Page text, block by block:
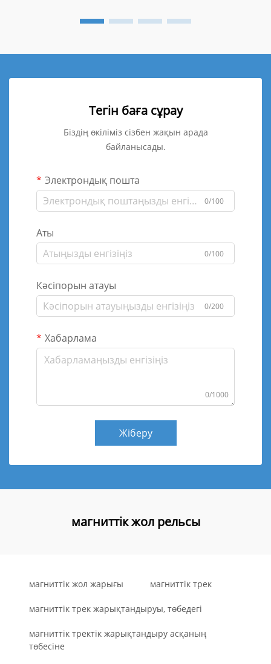
Тегін баға сұрау
Біздің өкіліміз сізбен жақын арада
байланысады.
Электрондық пошта
0/100
Аты
0/100
Кәсіпорын атауы
0/200
Хабарлама
0/1000
Жіберу
магниттік жол рельсы
магниттік жол жарығы магниттік трек
магниттік трек жарықтандыруы, төбедегі
магниттік тректік жарықтандыру асқаның
төбесіне